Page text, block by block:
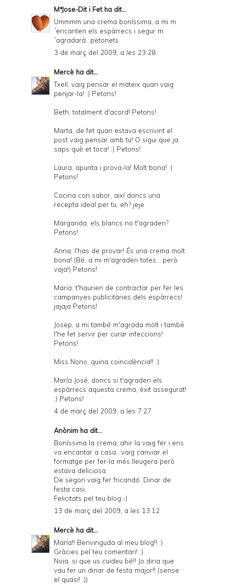
MªJose-Dit i Fetha dit...
Ummmm una crema boníssima, a mi m
´encanten els espàrrecs i segur m
´agradarà...petonets
3 de març del 2009, a les 23:28
Mercè ha dit...
Txell, vaig pensar el mateix quan vaig
penjar-la! :) Petons!
Beth, totalment d'acord! Petons!
Marta, de fet quan estava escrivint el
post vaig pensar amb tu! O sigui que ja
saps què et toca! ;) Petons!
Laura, apunta i prova-la! Molt bona! :)
Petons!
Cocina con sabor, així doncs una
recepta ideal per tu, eh? jeje
Margarida, els blancs no t'agraden?
Petons!
Anna, l'has de provar! És una crema molt
bona! (Bé, a mi m'agraden totes... però
vaja!) Petons!
Maria, t'haurien de contractar per fer les
campanyes publicitàries dels espàrrecs!
jajaja Petons!
Josep, a mi també m'agrada molt i també
l'he fet servir per curar infeccions!
Petons!
Miss Nono, quina coincidència!! :)
María José, doncs si t'agraden els
espàrrecs aquesta crema, èxit assegurat!
;) Petons!
4 de març del 2009, a les 7:27
Anònim ha dit...
Boníssima la crema; ahir la vaig fer i ens
va encantar a casa.. vaig canviar el
formatge per fer-la més lleugera però
estava deliciosa.
De segon vaig fer fricandó. Dinar de
festa casi.
Felicitats pel teu blog:-)
13 de març del 2009, a les 13:12
Mercè ha dit...
María!! Benvinguda al meu blog!! :)
Gràcies pel teu comentari! :)
Noia, si que us cuideu bé!! Jo diria que
vau fer un dinar de festa major!! (sense
el quasi! ;))